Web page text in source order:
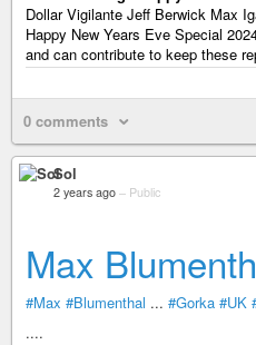
Dollar Vigilante Jeff Berwick Max
Happy New Years Eve Special
and can contribute to keep these
0 comments
Sol
2 years ago – Public
Max
#Max #Blumenthal ... #Gorka #UK
....